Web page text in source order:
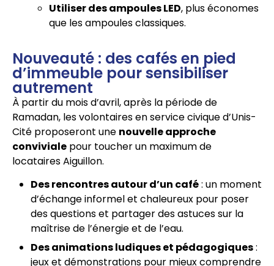
Utiliser des ampoules LED, plus économes
que les ampoules classiques.
Nouveauté : des cafés en pied
d’immeuble pour sensibiliser
autrement
À partir du mois d’avril, après la période de
Ramadan, les volontaires en service civique d’Unis-
Cité proposeront une nouvelle approche
conviviale pour toucher un maximum de
locataires Aiguillon.
Des rencontres autour d’un café: un moment
d’échange informel et chaleureux pour poser
des questions et partager des astuces sur la
maîtrise de l’énergie et de l’eau.
Des animations ludiques et pédagogiques:
jeux et démonstrations pour mieux comprendre